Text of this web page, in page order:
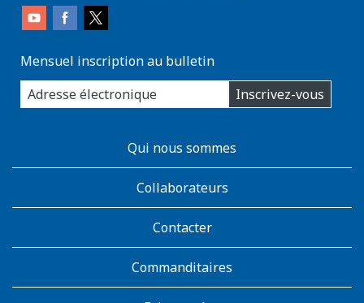
Mensuel inscription au bulletin
enter
you
email
Inscrivez-vous
AboutKidsHealthQui nous sommes
Collaborateurs
Contacter
Commanditaires